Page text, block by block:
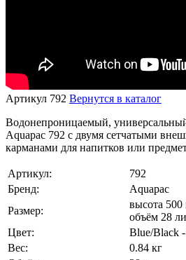
Артикул 792 Вернутся в каталог
Водонепроницаемый,
Aquapac 792 с двумя сетчатыми
карманами для напитков или
Артикул:
792
Бренд:
Aquapac
Размер:
высота
объём 28
Цвет:
Blue/Black
Вес:
0.84 кг